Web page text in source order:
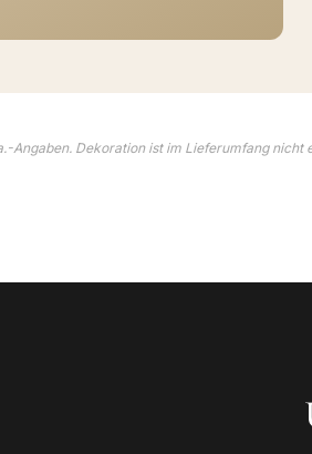
Angaben. Dekoration ist im Lieferumfang